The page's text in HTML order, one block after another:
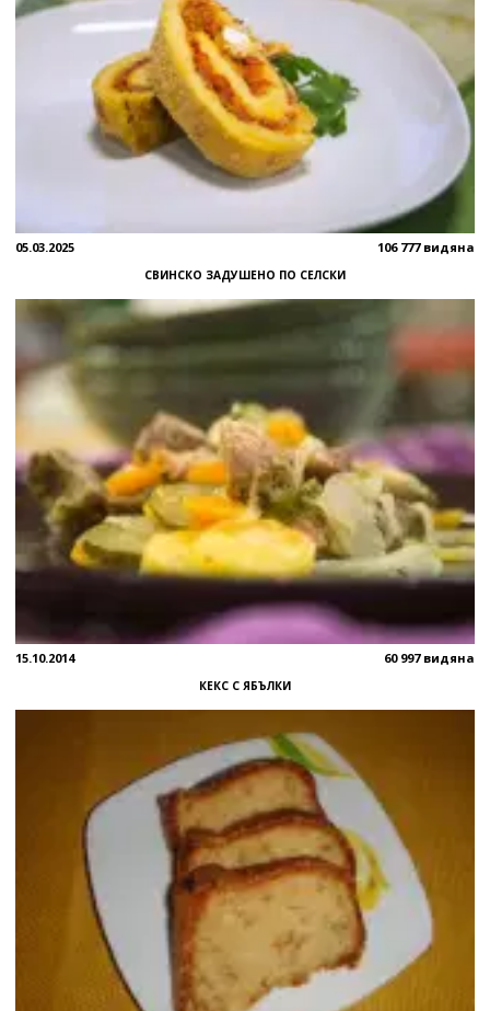
05.03.2025 106 777 видяна
СВИНСКО ЗАДУШЕНО ПО СЕЛСКИ
15.10.2014 60 997 видяна
КЕКС С ЯБЪЛКИ